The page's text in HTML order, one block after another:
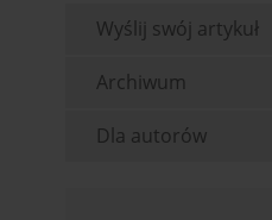
Wyślij swój artykuł
Archiwum
Dla autorów